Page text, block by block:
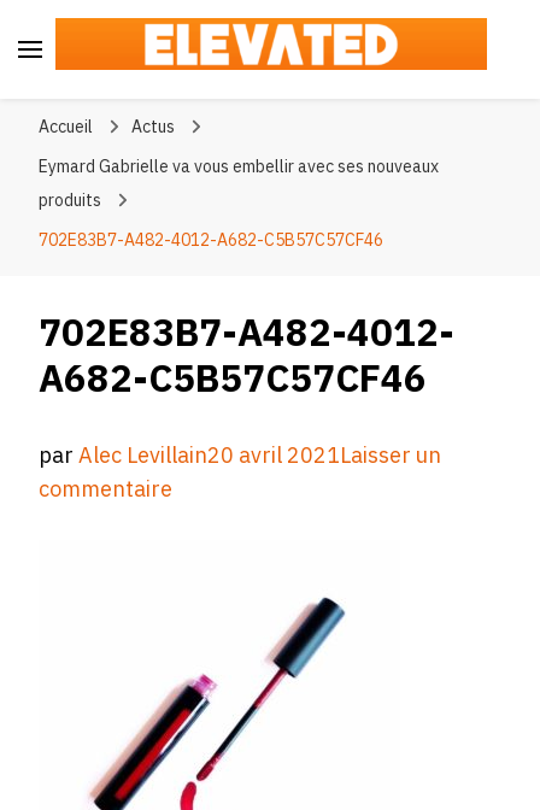
Accueil
Actus
Eymard Gabrielle va vous embellir avec ses nouveaux
produits
702E83B7-A482-4012-A682-C5B57C57CF46
702E83B7-A482-4012-
A682-C5B57C57CF46
parAlec Levillain20 avril 2021Laisser un
commentaire
C5B57C57CF46